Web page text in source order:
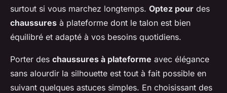
surtout si vous marchez longtemps. Optez pour des
chaussures à plateforme dont le talon est bien
équilibré et adapté à vos besoins quotidiens.
Porter des chaussures à plateforme avec élégance
sans alourdir la silhouette est tout à fait possible en
suivant quelques astuces simples. En choisissant des